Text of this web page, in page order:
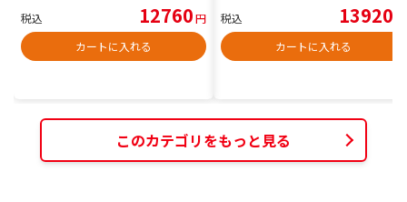
税込 12760円
カートに入れる
税込 13920
カートに入れる
このカテゴリをもっと見る